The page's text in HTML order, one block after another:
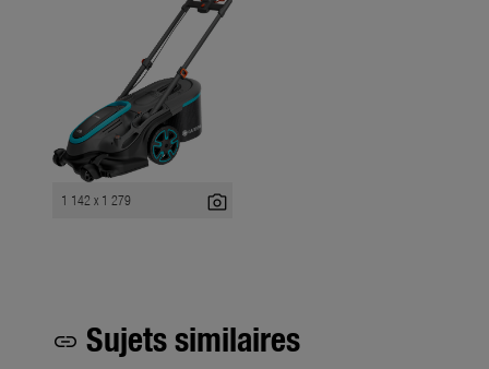
1 142 x 1 279 photo_camera
link Sujets similaires